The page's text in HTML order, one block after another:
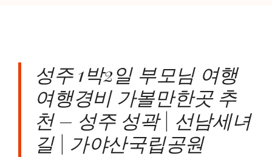
성주 1박2일 부모님 여행
여행경비 가볼만한곳 추
천 – 성주 성곽 | 선남세녀
길 | 가야산국립공원